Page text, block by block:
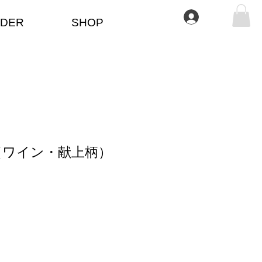
SHOP Iniciar sesión
イン・献上柄）